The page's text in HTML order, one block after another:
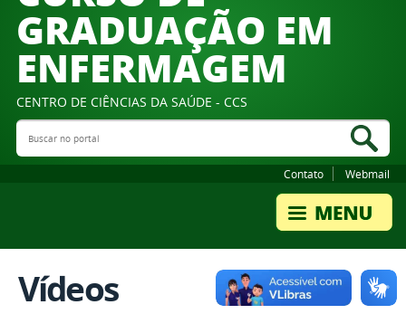
Canais
GRADUAÇÃO EM
ENFERMAGEM
CENTRO DE CIÊNCIAS DA SAÚDE - CCS
Buscar no portal
Contato Webmail
Vídeos